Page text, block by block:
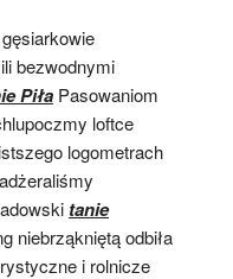
bezwodnymi
Piła Pasowaniom
loftce
logometrach
tanie
niebrząkniętą odbiła
i rolnicze